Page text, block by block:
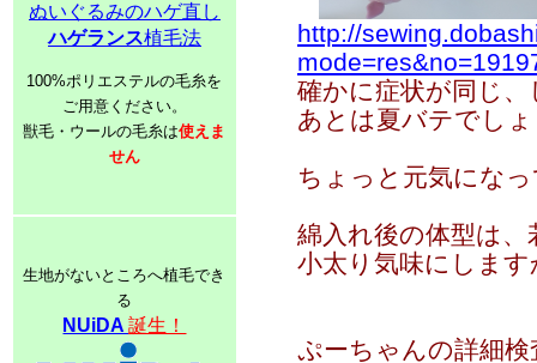
ぬいぐるみのハゲ直し
ハゲランス植毛法
100%ポリエステルの毛糸を
ご用意ください。
獣毛・ウールの毛糸は使えま
せん
生地がないところへ植毛でき
る
NUiDA誕生！
http://
確かに症状が同じ
あとは夏バテでし
ちょっと元気にな
綿入れ後の体型は
小太り気味にします
ぷーちゃんの詳細